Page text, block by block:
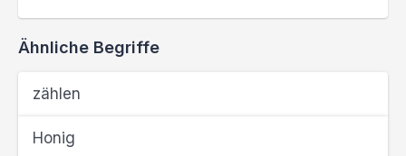
Ähnliche Begriffe
zählen
Honig